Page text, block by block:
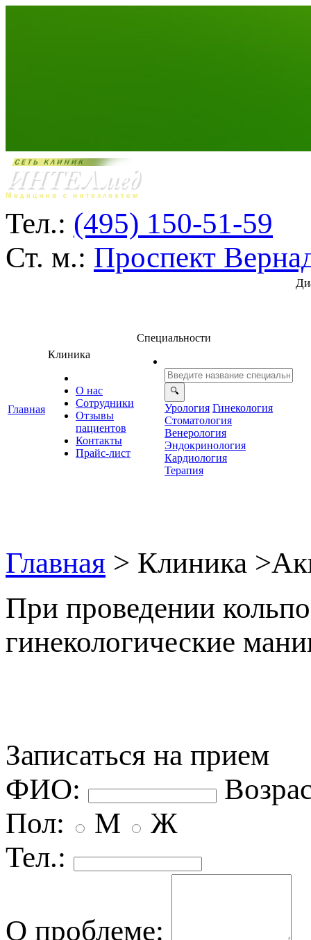
Тел.: (495) 150-51-59
Ст. м.: Проспект
Главная
Клиника
О нас
Сотрудники
Отзывы
ациенто
Контакты
Прайс-лист
Специальности
Урология Гинекология
Стоматология
енерология
Эндокринология
Кардиология
Терапия
Главная > Клиника >
При проведении
инекологические
Записаться на прием
ФИО:
Пол:
М
Ж
Тел.:
О проблеме: